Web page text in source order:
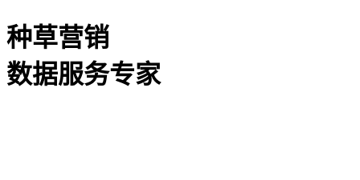
种草营销
数据服务专家